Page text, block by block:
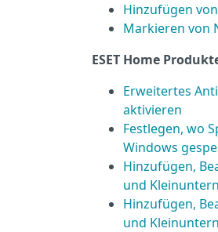
Hinzufügen
Markieren von
ESET Home
Erweitertes
aktivieren
Festlegen, wo
Windows
Hinzufügen,
und
Hinzufügen,
und